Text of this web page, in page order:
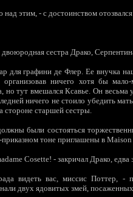
этим, - с достоинством
сестра Драко,
для графини де Флер. Ее внучка
ничего хотя бы
но тут вмешался Ксавье. Он весьма
ничего не стоило убедить
стороне старшей сестры.
были состояться
тоне приглашены в Maison
Cosette! - закричал Драко,
видеть вас, миссис Поттер, -
двух ядовитых змей,